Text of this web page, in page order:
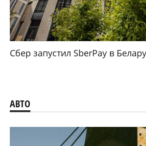
Сбер запустил SberPay в
АВТО